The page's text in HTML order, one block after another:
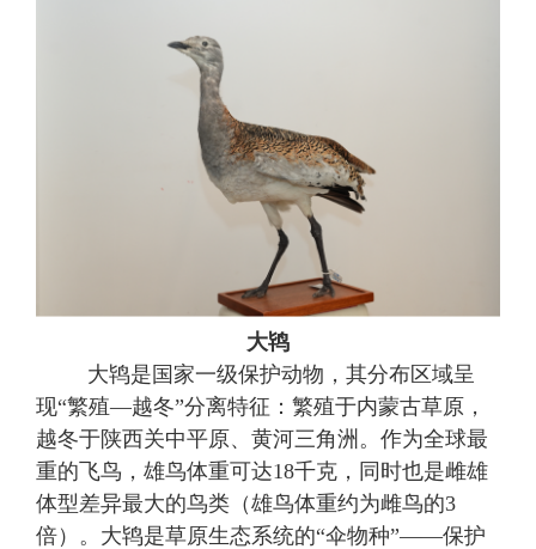
大鸨
大鸨是国家一级保护动物，其分布区域呈
现“繁殖—越冬”分离特征：繁殖于内蒙古草原，
越冬于陕西关中平原、黄河三角洲。作为全球最
重的飞鸟，雄鸟体重可达18千克，同时也是雌雄
体型差异最大的鸟类（雄鸟体重约为雌鸟的3
倍）。大鸨是草原生态系统的“伞物种”——保护